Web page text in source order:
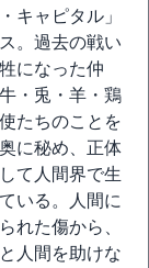
キャピタル」
。過去の戦い
になった仲
・兎・羊・鶏
たちのことを
に秘め、正体
て人間界で生
いる。人間に
れた傷から、
人間を助けな